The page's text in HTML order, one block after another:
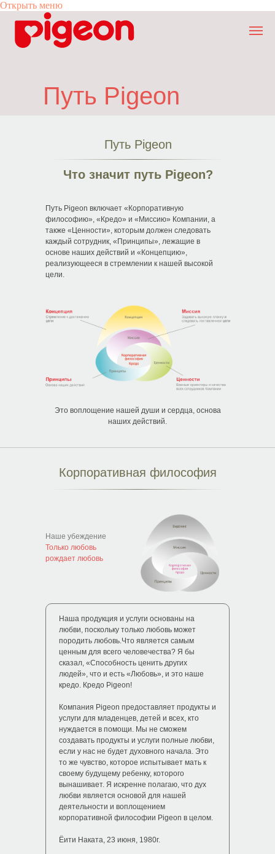
История создания
детской бутылочки
История создания
детской бутылочки
Открыть меню
Ссылка 1
Ссылка 2
Путь Pigeon
Что значит путь Pigeon?
Это воплощение нашей души и сердца, основа
наших действий.
Наше убеждение
Только любовь
рождает любовь
Наша продукция и услуги основаны на
любви, поскольку только любовь может
породить любовь.Что является самым
ценным для всего человечества? Я бы
сказал, «Способность ценить других
людей», что и есть «Любовь», и это наше
кредо. Кредо Pigeon!
Компания Pigeon предоставляет продукты и
услуги для младенцев, детей и всех, кто
нуждается в помощи. Мы не сможем
создавать продукты и услуги полные любви,
если у нас не будет духовного начала. Это
то же чувство, которое испытывает мать к
своему будущему ребенку, которого
вынашивает. Я искренне полагаю, что дух
любви является основой для нашей
деятельности и воплощением
корпоративной философии Pigeon в целом.
Ёити Наката, 23 июня, 1980г.
Путь Pigeon включает «Корпоративную
философию», «Кредо» и «Миссию» Компании, а
также «Ценности», которым должен следовать
каждый сотрудник, «Принципы», лежащие в
основе наших действий и «Концепцию»,
реализующееся в стремлении к нашей высокой
цели.
Корпоративная философия
Путь Pigeon